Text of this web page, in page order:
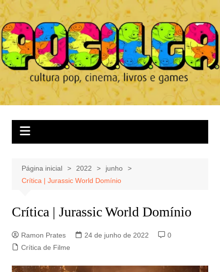
Ir
para
o
conteúdo
Página inicial 2022
junho
Crítica | Jurassic World Domínio
Crítica | Jurassic World Domínio
Ramon Prates 24 de junho de 2022
0
Crítica de Filme